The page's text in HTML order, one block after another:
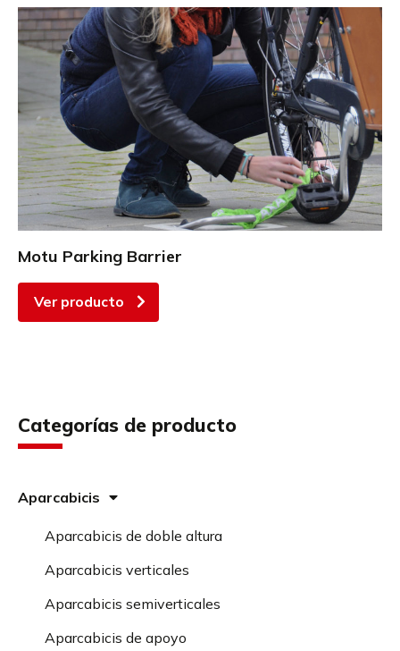
Categorías de producto
Aparcabicis
Aparcabicis de doble altura
Aparcabicis verticales
Aparcabicis semiverticales
Aparcabicis de apoyo
Motu Parking Barrier
Ver producto